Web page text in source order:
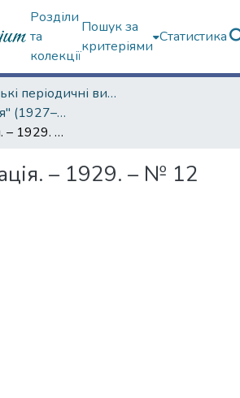
Розділи
та
колекції
Пошук за
критеріями
Статистика
Харківські періодичні видання
"Нова генерація" (1927–1930 рр.)
Нова генерація. – 1929. – № 12 (грудень)
– 1929. – № 12